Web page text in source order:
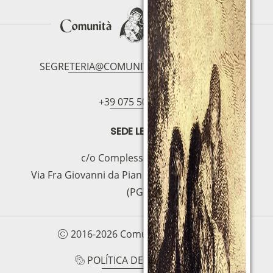
SEGRETERIA@COMUNITAMAGNIFICAT.ORG
+39 075 5094797
SEDE LEGAL
c/o Complesso S.Manno
Via Fra Giovanni da Pian di Carpine, 63 - 06127
(PG)
2016-2026 Comunità Magnificat
POLÍTICA DE COOKIES